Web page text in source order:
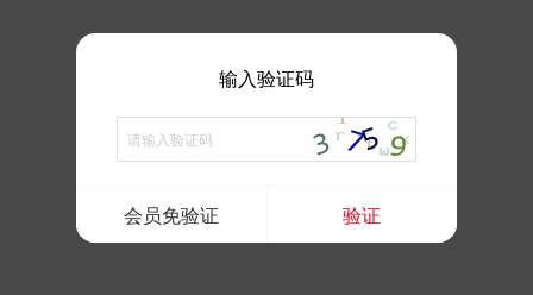
输入验证码
会员免验证 验证